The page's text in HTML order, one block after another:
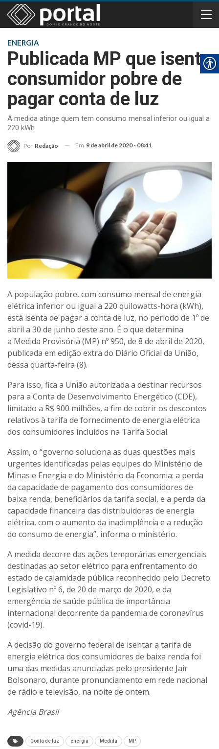
ENERGIA
Publicada MP que isenta
consumidor pobre de
pagar conta de luz
A medida atinge quem tem consumo mensal inferior ou igual a
220 kWh
Por Redação Em 9 de abril de 2020 - 08:41
A população pobre, com consumo mensal de energia
elétrica inferior ou igual a 220 quilowatts-hora (kWh),
está isenta de pagar a conta de luz, no período de 1º de
abril a 30 de junho deste ano. É o que determina
a Medida Provisória (MP) nº 950, de 8 de abril de 2020,
publicada em edição extra do Diário Oficial da União,
dessa quarta-feira (8).
Para isso, fica a União autorizada a destinar recursos
para a Conta de Desenvolvimento Energético (CDE),
limitado a R$ 900 milhões, a fim de cobrir os descontos
relativos à tarifa de fornecimento de energia elétrica
dos consumidores incluídos na Tarifa Social.
Assim, o “governo soluciona as duas questões mais
urgentes identificadas pelas equipes do Ministério de
Minas e Energia e do Ministério da Economia: a perda
da capacidade de pagamento dos consumidores de
baixa renda, beneficiários da tarifa social, e a perda da
capacidade financeira das distribuidoras de energia
elétrica, com o aumento da inadimplência e a redução
do consumo de energia”, informa o ministério.
A medida decorre das ações temporárias emergenciais
destinadas ao setor elétrico para enfrentamento do
estado de calamidade pública reconhecido pelo Decreto
Legislativo nº 6, de 20 de março de 2020, e da
emergência de saúde pública de importância
internacional decorrente da pandemia de coronavírus
(covid-19).
A decisão do governo federal de isentar a tarifa de
energia elétrica dos consumidores de baixa renda foi
uma das medidas anunciadas pelo presidente Jair
Bolsonaro, durante pronunciamento em rede nacional
de rádio e televisão, na noite de ontem.
Agência Brasil
Conta de luz energia Medida MP